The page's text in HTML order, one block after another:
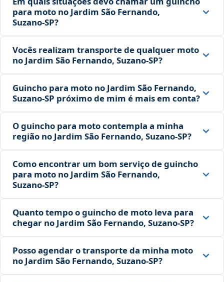
para moto no Jardim São Fernando,
Suzano‑SP?
Vocês realizam transporte de qualquer moto
no Jardim São Fernando, Suzano‑SP?
Guincho para moto no Jardim São Fernando,
Suzano‑SP próximo de mim é mais em conta?
O guincho para moto contempla a minha
região no Jardim São Fernando, Suzano‑SP?
Como encontrar um bom serviço de guincho
para moto no Jardim São Fernando,
Suzano‑SP?
Quanto tempo o guincho de moto leva para
chegar no Jardim São Fernando, Suzano‑SP?
Posso agendar o transporte da minha moto
no Jardim São Fernando, Suzano‑SP?